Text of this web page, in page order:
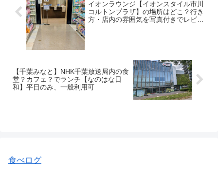
イオンラウンジ【イオンスタイル市川
コルトンプラザ】の場所はどこ？行き
方・店内の雰囲気を写真付きでレビュ
【千葉みなと】NHK千葉放送局内の食
堂？カフェ？でランチ【なのはな日
和】平日のみ、一般利用可
食べログ